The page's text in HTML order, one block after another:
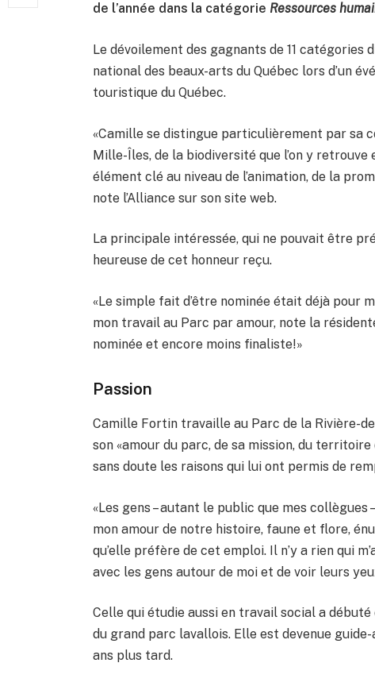
de l’année dans la catégorie Ressources
Le dévoilement des gagnants de 11 catégories
national des beaux-arts du Québec lors d’un
touristique du Québec.
«Camille se distingue particulièrement par sa
Mille-Îles, de la biodiversité que l’on y retrouve
élément clé au niveau de l’animation, de la
note l’Alliance sur son site web.
La principale intéressée, qui ne pouvait être
heureuse de cet honneur reçu.
«Le simple fait d’être nominée était déjà pour
mon travail au Parc par amour, note la
nominée et encore moins finaliste!»
Passion
Camille Fortin travaille au Parc de la Rivière-
son «amour du parc, de sa mission, du
sans doute les raisons qui lui ont permis de
«Les gens – autant le public que mes
mon amour de notre histoire, faune et flore,
qu’elle préfère de cet emploi. Il n’y a rien qui
avec les gens autour de moi et de voir leurs
Celle qui étudie aussi en travail social a
du grand parc lavallois. Elle est devenue
ans plus tard.